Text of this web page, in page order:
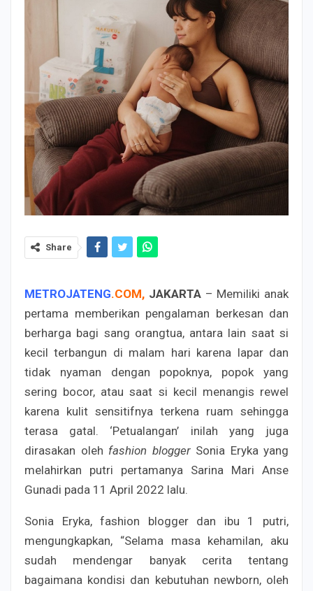
Share
METROJATENG.COM, JAKARTA – Memiliki anak
pertama memberikan pengalaman berkesan dan
berharga bagi sang orangtua, antara lain saat si
kecil terbangun di malam hari karena lapar dan
tidak nyaman dengan popoknya, popok yang
sering bocor, atau saat si kecil menangis rewel
karena kulit sensitifnya terkena ruam sehingga
terasa gatal. ‘Petualangan’ inilah yang juga
dirasakan oleh fashion bloggerSonia Eryka yang
melahirkan putri pertamanya Sarina Mari Anse
Gunadi pada 11 April 2022 lalu.
Sonia Eryka, fashion blogger dan ibu 1 putri,
mengungkapkan, “Selama masa kehamilan, aku
sudah mendengar banyak cerita tentang
bagaimana kondisi dan kebutuhan newborn, oleh